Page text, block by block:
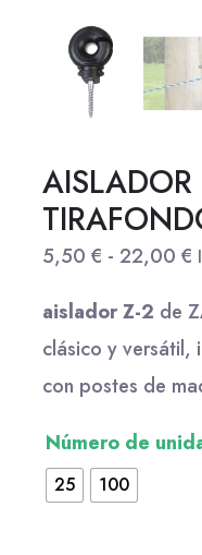
5,50 € - 22,00 €
aislador Z-2 de
clásico y versátil,
con postes de
Número de
25 100